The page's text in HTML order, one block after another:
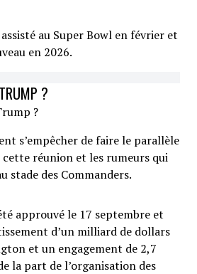
au Super Bowl en février et
en 2026.
?
s’empêcher de faire le parallèle
réunion et les rumeurs qui
stade des Commanders.
approuvé le 17 septembre et
d’un milliard de dollars
et un engagement de 2,7
la part de l’organisation des